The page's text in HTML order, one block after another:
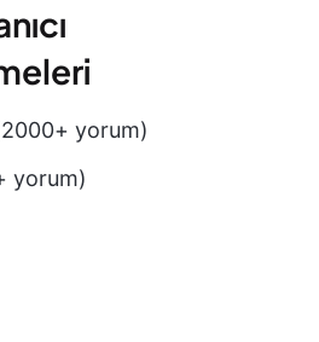
yorum)
yorum)